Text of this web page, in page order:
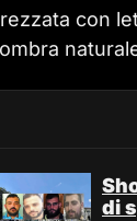
con
di